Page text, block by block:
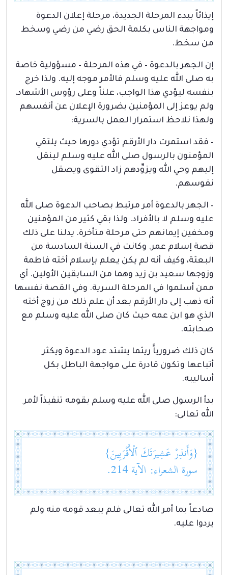
إيذائاً ببدء المرحلة الجديدة، مرحلة إعلان الدعوة
ومواجهة الناس بكلمة الحق رضي من رضي وسخط
من سخط.
إن الجهر بالدعوة – في هذه المرحلة – مسؤولية خاصة
به صلى الله عليه وسلم فالأمر موجه إليه. ولذا خرج
بنفسه ليؤدي هذا الواجب، علناً وعلى رؤوس الأشهاد،
ولم يوعز إلى المؤمنين بضرورة الإعلان عن أنفسهم
ولهذا نلاحظ استمرار العمل بالسرية:
– فقد استمرت دار الأرقم تؤدي دورها حيث يلتقي
المؤمنون بالرسول صلى الله عليه وسلم لينقل
إليهم وحي الله ويزوِّدهم زاد التقوى ويصقل
نفوسهم.
– الجهر بالدعوة أمر مرتبط بصاحب الدعوة صلى الله
عليه وسلم لا بالأفراد. ولذا بقي كثير من المؤمنين
ومخفين إيمانهم حتى مرحلة متأخرة. يدلنا على ذلك
قصة إسلام عمر. وكانت في السنة السادسة من
البعثة، وكيف أنه لم يكن يعلم بإسلام أخته فاطمة
وزوجها سعيد بن زيد وهما من السابقين الأولين. أي
ممن أسلموا في المرحلة السرية. وفي القصة نفسها
أنه ذهب إلى دار الأرقم بعد أن علم ذلك من زوج أخته
الذي هو ابن عمه حيث كان صلى الله عليه وسلم مع
صحابته.
كان ذلك ضرورياًَ ريثما يشتد عود الدعوة ويكثر
أتباعها وتكون قادرة على مواجهة الباطل بكل
أساليبه.
بدأ الرسول صلى الله عليه وسلم بقومه تنفيذاً لأمر
الله تعالى:
{وَأَنذِرْ عَشِيرَتَكَ ٱلْأَقْرَبِينَ}
سورة الشعراء: الآية 214.
صادعاً بما أمر الله تعالى فلم يبعد قومه منه ولم
يردوا عليه.